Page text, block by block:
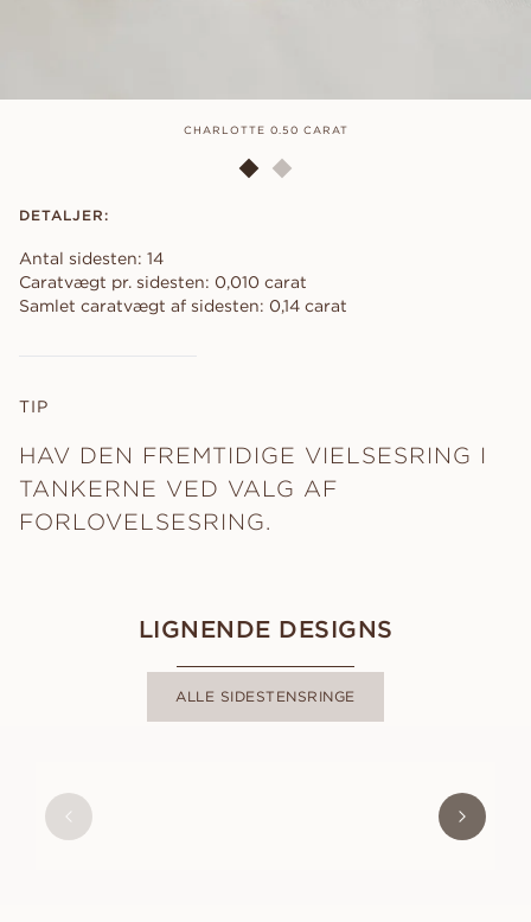
CHARLOTTE 0.50 CARAT
DETALJER:
Antal sidesten: 14
Caratvægt pr. sidesten: 0,010 carat
Samlet caratvægt af sidesten: 0,14 carat
TIP
HAV DEN FREMTIDIGE VIELSESRING I
TANKERNE VED VALG AF
FORLOVELSESRING.
LIGNENDE DESIGNS
ALLE SIDESTENSRINGE